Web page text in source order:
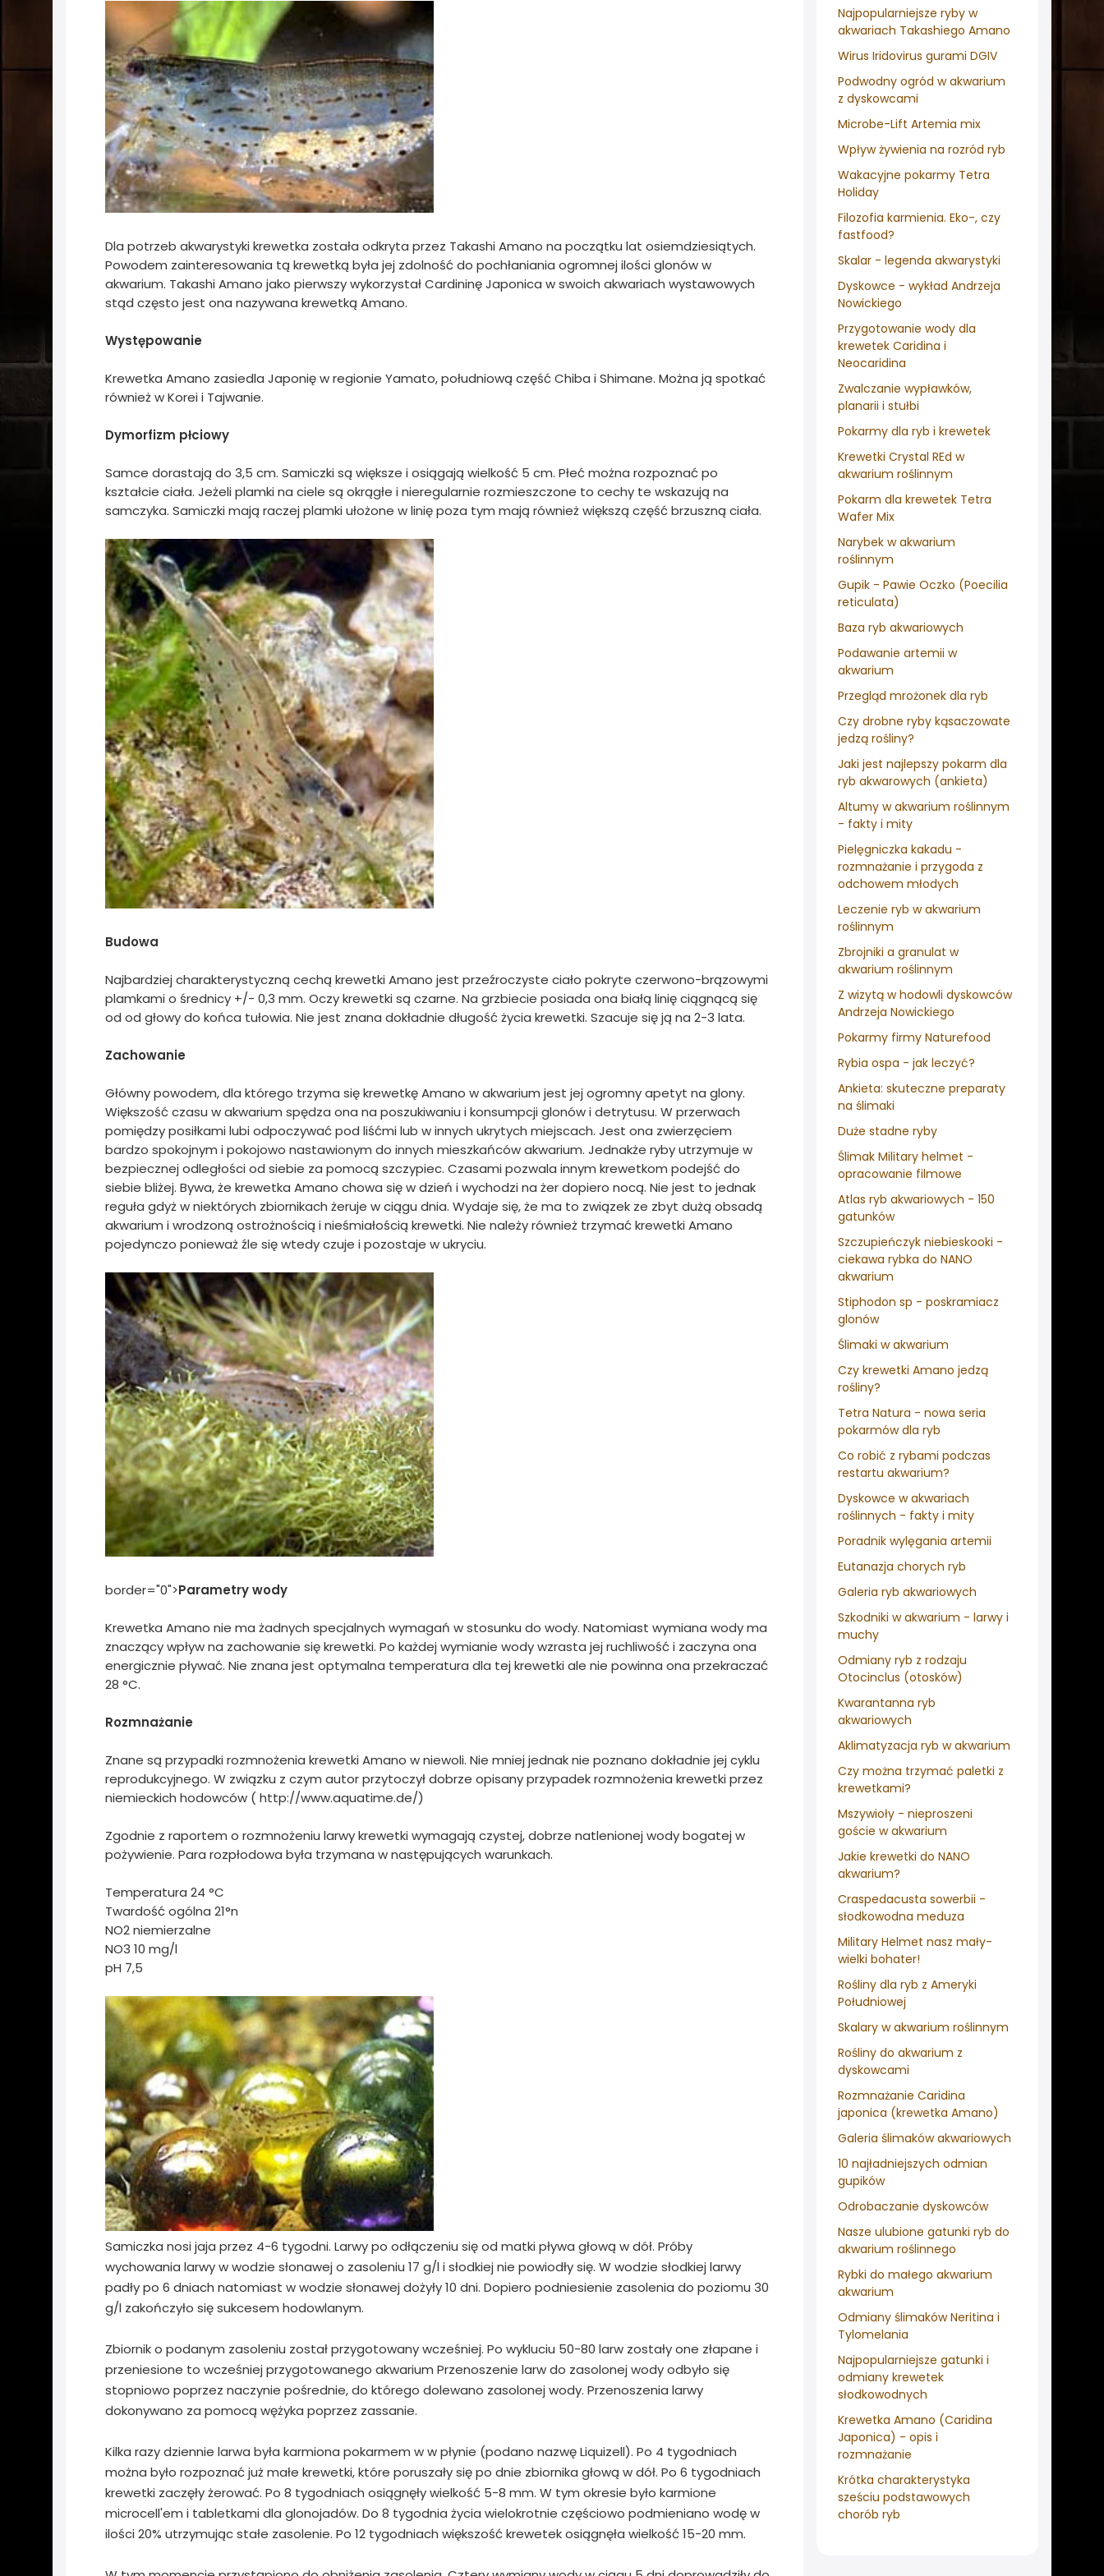
Najpopularniejsze ryby w
akwariach Takashiego Amano
Wirus Iridovirus gurami DGIV
Podwodny ogród w akwarium
z dyskowcami
Microbe-Lift Artemia mix
Wpływ żywienia na rozród ryb
Wakacyjne pokarmy Tetra
Holiday
Filozofia karmienia. Eko-, czy
fastfood?
Skalar - legenda akwarystyki
Dyskowce - wykład Andrzeja
Nowickiego
Przygotowanie wody dla
krewetek Caridina i
Neocaridina
Zwalczanie wypławków,
planarii i stułbi
Pokarmy dla ryb i krewetek
Krewetki Crystal REd w
akwarium roślinnym
Pokarm dla krewetek Tetra
Wafer Mix
Narybek w akwarium
roślinnym
Gupik - Pawie Oczko (Poecilia
reticulata)
Baza ryb akwariowych
Podawanie artemii w
akwarium
Przegląd mrożonek dla ryb
Czy drobne ryby kąsaczowate
jedzą rośliny?
Jaki jest najlepszy pokarm dla
ryb akwarowych (ankieta)
Altumy w akwarium roślinnym
- fakty i mity
Pielęgniczka kakadu -
rozmnażanie i przygoda z
odchowem młodych
Leczenie ryb w akwarium
roślinnym
Zbrojniki a granulat w
akwarium roślinnym
Z wizytą w hodowli dyskowców
Andrzeja Nowickiego
Pokarmy firmy Naturefood
Rybia ospa - jak leczyć?
Ankieta: skuteczne preparaty
na ślimaki
Duże stadne ryby
Ślimak Military helmet -
opracowanie filmowe
Atlas ryb akwariowych - 150
gatunków
Szczupieńczyk niebieskooki -
ciekawa rybka do NANO
akwarium
Stiphodon sp - poskramiacz
glonów
Ślimaki w akwarium
Czy krewetki Amano jedzą
rośliny?
Tetra Natura - nowa seria
pokarmów dla ryb
Co robić z rybami podczas
restartu akwarium?
Dyskowce w akwariach
roślinnych - fakty i mity
Poradnik wylęgania artemii
Eutanazja chorych ryb
Galeria ryb akwariowych
Szkodniki w akwarium - larwy i
muchy
Odmiany ryb z rodzaju
Otocinclus (otosków)
Kwarantanna ryb
akwariowych
Aklimatyzacja ryb w akwarium
Czy można trzymać paletki z
krewetkami?
Mszywioły - nieproszeni
goście w akwarium
Jakie krewetki do NANO
akwarium?
Craspedacusta sowerbii -
słodkowodna meduza
Military Helmet nasz mały-
wielki bohater!
Rośliny dla ryb z Ameryki
Południowej
Skalary w akwarium roślinnym
Rośliny do akwarium z
dyskowcami
Rozmnażanie Caridina
japonica (krewetka Amano)
Galeria ślimaków akwariowych
10 najładniejszych odmian
gupików
Odrobaczanie dyskowców
Nasze ulubione gatunki ryb do
akwarium roślinnego
Rybki do małego akwarium
akwarium
Odmiany ślimaków Neritina i
Tylomelania
Najpopularniejsze gatunki i
odmiany krewetek
słodkowodnych
Krewetka Amano (Caridina
Japonica) - opis i
rozmnażanie
Krótka charakterystyka
sześciu podstawowych
chorób ryb
Dla potrzeb akwarystyki krewetka została odkryta przez Takashi Amano na początku lat osiemdziesiątych.
Powodem zainteresowania tą krewetką była jej zdolność do pochłaniania ogromnej ilości glonów w
akwarium. Takashi Amano jako pierwszy wykorzystał Cardininę Japonica w swoich akwariach wystawowych
stąd często jest ona nazywana krewetką Amano.
Występowanie
Krewetka Amano zasiedla Japonię w regionie Yamato, południową część Chiba i Shimane. Można ją spotkać
również w Korei i Tajwanie.
Dymorfizm płciowy
Samce dorastają do 3,5 cm. Samiczki są większe i osiągają wielkość 5 cm. Płeć można rozpoznać po
kształcie ciała. Jeżeli plamki na ciele są okrągłe i nieregularnie rozmieszczone to cechy te wskazują na
samczyka. Samiczki mają raczej plamki ułożone w linię poza tym mają również większą część brzuszną ciała.
Budowa
Najbardziej charakterystyczną cechą krewetki Amano jest przeźroczyste ciało pokryte czerwono-brązowymi
plamkami o średnicy +/- 0,3 mm. Oczy krewetki są czarne. Na grzbiecie posiada ona białą linię ciągnącą się
od od głowy do końca tułowia. Nie jest znana dokładnie długość życia krewetki. Szacuje się ją na 2-3 lata.
Zachowanie
Główny powodem, dla którego trzyma się krewetkę Amano w akwarium jest jej ogromny apetyt na glony.
Większość czasu w akwarium spędza ona na poszukiwaniu i konsumpcji glonów i detrytusu. W przerwach
pomiędzy posiłkami lubi odpoczywać pod liśćmi lub w innych ukrytych miejscach. Jest ona zwierzęciem
bardzo spokojnym i pokojowo nastawionym do innych mieszkańców akwarium. Jednakże ryby utrzymuje w
bezpiecznej odległości od siebie za pomocą szczypiec. Czasami pozwala innym krewetkom podejść do
siebie bliżej. Bywa, że krewetka Amano chowa się w dzień i wychodzi na żer dopiero nocą. Nie jest to jednak
reguła gdyż w niektórych zbiornikach żeruje w ciągu dnia. Wydaje się, że ma to związek ze zbyt dużą obsadą
akwarium i wrodzoną ostrożnością i nieśmiałością krewetki. Nie należy również trzymać krewetki Amano
pojedynczo ponieważ źle się wtedy czuje i pozostaje w ukryciu.
border="0">Parametry wody
Krewetka Amano nie ma żadnych specjalnych wymagań w stosunku do wody. Natomiast wymiana wody ma
znaczący wpływ na zachowanie się krewetki. Po każdej wymianie wody wzrasta jej ruchliwość i zaczyna ona
energicznie pływać. Nie znana jest optymalna temperatura dla tej krewetki ale nie powinna ona przekraczać
28 °C.
Rozmnażanie
Znane są przypadki rozmnożenia krewetki Amano w niewoli. Nie mniej jednak nie poznano dokładnie jej cyklu
reprodukcyjnego. W związku z czym autor przytoczył dobrze opisany przypadek rozmnożenia krewetki przez
niemieckich hodowców ( http://www.aquatime.de/)
Zgodnie z raportem o rozmnożeniu larwy krewetki wymagają czystej, dobrze natlenionej wody bogatej w
pożywienie. Para rozpłodowa była trzymana w następujących warunkach.
Temperatura 24 °C
Twardość ogólna 21°n
NO2 niemierzalne
NO3 10 mg/l
pH 7,5
Samiczka nosi jaja przez 4-6 tygodni. Larwy po odłączeniu się od matki pływa głową w dół. Próby
wychowania larwy w wodzie słonawej o zasoleniu 17 g/l i słodkiej nie powiodły się. W wodzie słodkiej larwy
padły po 6 dniach natomiast w wodzie słonawej dożyły 10 dni. Dopiero podniesienie zasolenia do poziomu 30
g/l zakończyło się sukcesem hodowlanym.
Zbiornik o podanym zasoleniu został przygotowany wcześniej. Po wykluciu 50-80 larw zostały one złapane i
przeniesione to wcześniej przygotowanego akwarium Przenoszenie larw do zasolonej wody odbyło się
stopniowo poprzez naczynie pośrednie, do którego dolewano zasolonej wody. Przenoszenia larwy
dokonywano za pomocą wężyka poprzez zassanie.
Kilka razy dziennie larwa była karmiona pokarmem w w płynie (podano nazwę Liquizell). Po 4 tygodniach
można było rozpoznać już małe krewetki, które poruszały się po dnie zbiornika głową w dół. Po 6 tygodniach
krewetki zaczęły żerować. Po 8 tygodniach osiągnęły wielkość 5-8 mm. W tym okresie było karmione
microcell'em i tabletkami dla glonojadów. Do 8 tygodnia życia wielokrotnie częściowo podmieniano wodę w
ilości 20% utrzymując stałe zasolenie. Po 12 tygodniach większość krewetek osiągnęła wielkość 15-20 mm.